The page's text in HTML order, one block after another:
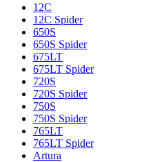
12C
12C Spider
650S
650S Spider
675LT
675LT Spider
720S
720S Spider
750S
750S Spider
765LT
765LT Spider
Artura